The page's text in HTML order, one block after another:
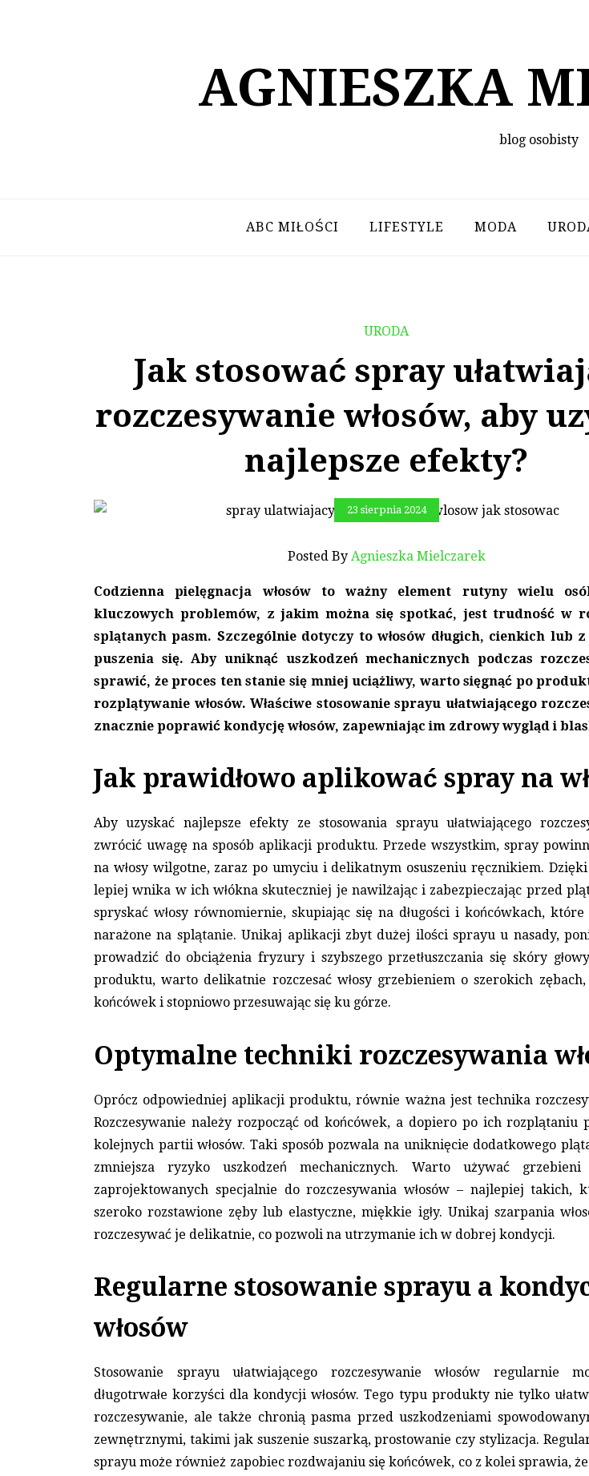
AGNIESZKA
blog osobisty
ABC MIŁOŚCI LIFESTYLE MODA
URODA
Jak stosować spray
rozczesywanie włosów, aby
najlepsze efekty?
23 sierpnia 2024
Posted By Agnieszka Mielczarek
Codzienna pielęgnacja włosów to ważny element rutyny wielu
kluczowych problemów, z jakim można się spotkać, jest trudność w
splątanych pasm. Szczególnie dotyczy to włosów długich, cienkich lub
puszenia się. Aby uniknąć uszkodzeń mechanicznych podczas
sprawić, że proces ten stanie się mniej uciążliwy, warto sięgnąć po
rozplątywanie włosów. Właściwe stosowanie sprayu ułatwiającego
znacznie poprawić kondycję włosów, zapewniając im zdrowy wygląd i
Jak prawidłowo aplikować spray na
Aby uzyskać najlepsze efekty ze stosowania sprayu ułatwiającego
zwrócić uwagę na sposób aplikacji produktu. Przede wszystkim, spray
na włosy wilgotne, zaraz po umyciu i delikatnym osuszeniu ręcznikiem.
lepiej wnika w ich włókna skuteczniej je nawilżając i zabezpieczając przed
spryskać włosy równomiernie, skupiając się na długości i końcówkach,
narażone na splątanie. Unikaj aplikacji zbyt dużej ilości sprayu u nasady,
prowadzić do obciążenia fryzury i szybszego przetłuszczania się skóry
produktu, warto delikatnie rozczesać włosy grzebieniem o szerokich zębach,
końcówek i stopniowo przesuwając się ku górze.
Optymalne techniki rozczesywania
Oprócz odpowiedniej aplikacji produktu, równie ważna jest technika
Rozczesywanie należy rozpocząć od końcówek, a dopiero po ich rozplątaniu
kolejnych partii włosów. Taki sposób pozwala na uniknięcie dodatkowego
zmniejsza ryzyko uszkodzeń mechanicznych. Warto używać
zaprojektowanych specjalnie do rozczesywania włosów – najlepiej takich,
szeroko rozstawione zęby lub elastyczne, miękkie igły. Unikaj szarpania
rozczesywać je delikatnie, co pozwoli na utrzymanie ich w dobrej kondycji.
Regularne stosowanie sprayu a
włosów
Stosowanie sprayu ułatwiającego rozczesywanie włosów regularnie
długotrwałe korzyści dla kondycji włosów. Tego typu produkty nie tylko
rozczesywanie, ale także chronią pasma przed uszkodzeniami
zewnętrznymi, takimi jak suszenie suszarką, prostowanie czy stylizacja.
sprayu może również zapobiec rozdwajaniu się końcówek, co z kolei sprawia, że